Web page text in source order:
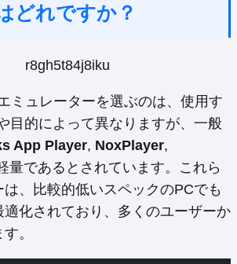
どれですか？
ミュレーターを選ぶのは、使用す
目的によって異なりますが、一般
App Player, NoxPlayer,
量であるとされています。これら
、比較的低いスペックのPCでも
化されており、多くのユーザーか
。